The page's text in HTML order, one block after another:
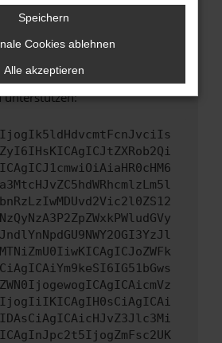
den Webseitenbetreiber.
genannten Schritte versucht
uns bitte. Wir werden
schicken, um uns bei der
unterstützen:
Speichern
Cookies ablehnen
Alle akzeptieren